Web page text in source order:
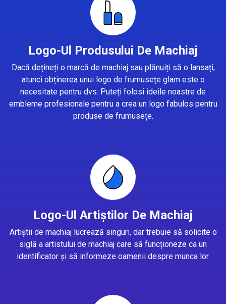
Logo-Ul Produsului De Machiaj
Dacă dețineți o marcă de machiaj sau plănuiți să o lansați,
atunci obținerea unui logo de frumusețe glam este o
necesitate pentru dvs. Puteți folosi ideile noastre de
embleme profesionale pentru a crea un logo fabulos pentru
produse de frumusețe.
Logo-Ul Artiștilor De Machiaj
Artiștii de machiaj lucrează singuri, dar trebuie să solicite o
siglă a artistului de machiaj care să funcționeze ca un
identificator și să informeze oamenii despre munca lor.